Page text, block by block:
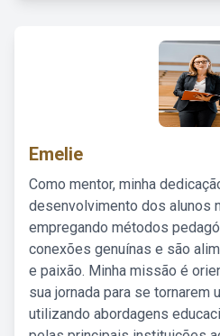
Emelie
Como mentor, minha
desenvolvimento dos alunos
empregando métodos
conexões genuínas e são
e paixão. Minha missão é
sua jornada para se tornarem
utilizando abordagens